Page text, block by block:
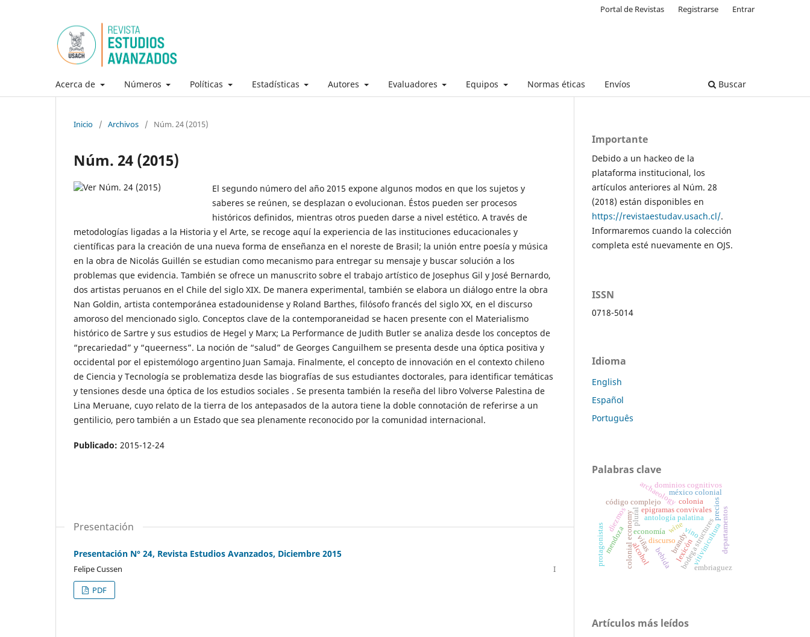
Acerca de Números Políticas Estadísticas Autores Evaluadores Equipos Normas éticas Envíos Buscar
Portal de Revistas Registrarse Entrar
Inicio / Archivos / Núm. 24 (2015)
Núm. 24 (2015)
El segundo número del año 2015 expone algunos modos en que los sujetos y
saberes se reúnen, se desplazan o evolucionan. Éstos pueden ser procesos
históricos definidos, mientras otros pueden darse a nivel estético. A través de
metodologías ligadas a la Historia y el Arte, se recoge aquí la experiencia de las instituciones educacionales y
científicas para la creación de una nueva forma de enseñanza en el noreste de Brasil; la unión entre poesía y música
en la obra de Nicolás Guillén se estudian como mecanismo para entregar su mensaje y buscar solución a los
problemas que evidencia. También se ofrece un manuscrito sobre el trabajo artístico de Josephus Gil y José Bernardo,
dos artistas peruanos en el Chile del siglo XIX. De manera experimental, también se elabora un diálogo entre la obra
Nan Goldin, artista contemporánea estadounidense y Roland Barthes, filósofo francés del siglo XX, en el discurso
amoroso del mencionado siglo. Conceptos clave de la contemporaneidad se hacen presente con el Materialismo
histórico de Sartre y sus estudios de Hegel y Marx; La Performance de Judith Butler se analiza desde los conceptos de
“precariedad” y “queerness”. La noción de “salud” de Georges Canguilhem se presenta desde una óptica positiva y
occidental por el epistemólogo argentino Juan Samaja. Finalmente, el concepto de innovación en el contexto chileno
de Ciencia y Tecnología se problematiza desde las biografías de sus estudiantes doctorales, para identificar temáticas
y tensiones desde una óptica de los estudios sociales . Se presenta también la reseña del libro Volverse Palestina de
Lina Meruane, cuyo relato de la tierra de los antepasados de la autora tiene la doble connotación de referirse a un
gentilicio, pero también a un Estado que sea plenamente reconocido por la comunidad internacional.
Publicado: 2015-12-24
Presentación
Presentación N° 24, Revista Estudios Avanzados, Diciembre 2015
Felipe Cussen
I
PDF
Importante
Debido a un hackeo de la
plataforma institucional, los
artículos anteriores al Núm. 28
(2018) están disponibles en
https://revistaestudav.usach.cl/.
Informaremos cuando la colección
completa esté nuevamente en OJS.
ISSN
0718-5014
Idioma
English
Español
Português
Palabras clave
epigramas convivales
antología palatina
vino
código complejo
plural
wine
brandybodega structures
colonial economy
archaeologycolonia precios
economía vitivinicultura
diezmos
méxico colonial
mendoza departamentos
protagonistas viñasdiscursolexicón
dominios cognitivos
bebida
alcohol
embriaguez
Artículos más leídos